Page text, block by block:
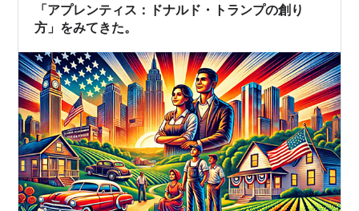
「アプレンティス：ドナルド・トランプの創り
方」をみてきた。